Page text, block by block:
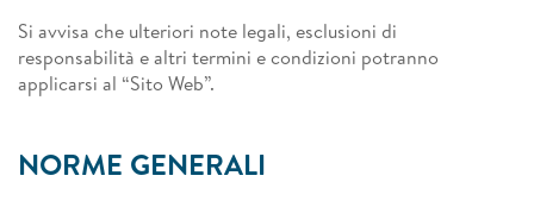
Si avvisa che ulteriori note legali, esclusioni di
responsabilità e altri termini e condizioni potranno
applicarsi al “Sito Web”.
NORME GENERALI